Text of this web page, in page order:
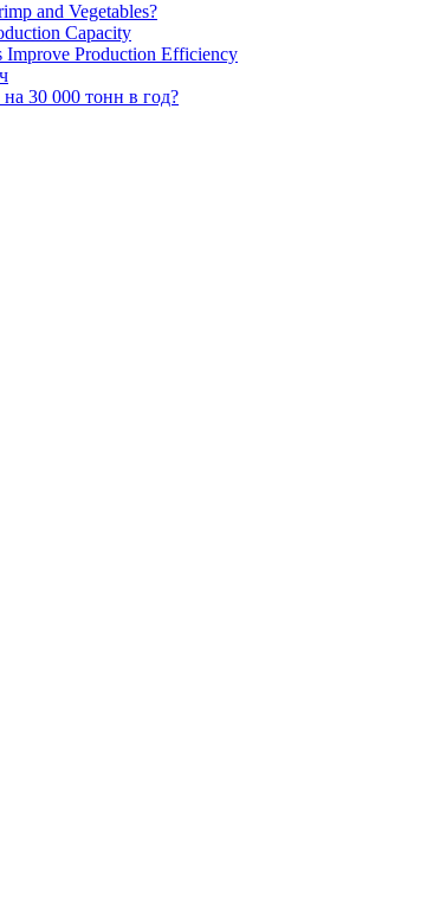
and Vegetables?
Capacity
Improve Production Efficiency
30 000 тонн в год?